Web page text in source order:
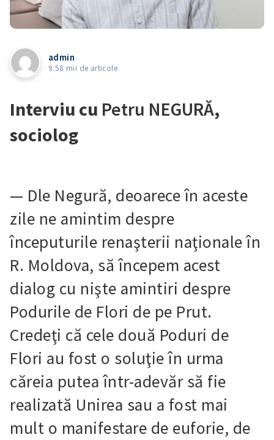
admin
9.58 mii de articole
Interviu cu Petru NEGURĂ,
sociolog
— Dle Negură, deoarece în aceste
zile ne amintim despre
începuturile renaşterii naţionale în
R. Moldova, să începem acest
dialog cu nişte amintiri despre
Podurile de Flori de pe Prut.
Credeţi că cele două Poduri de
Flori au fost o soluţie în urma
căreia putea într-adevăr să fie
realizată Unirea sau a fost mai
mult o manifestare de euforie, de